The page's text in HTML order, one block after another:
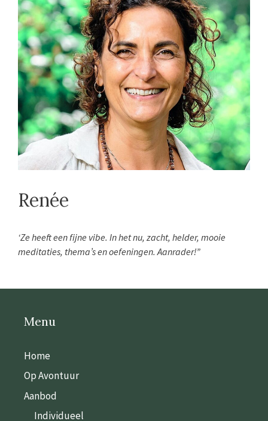
Renée
‘Ze heeft een fijne vibe. In het nu, zacht, helder, mooie
meditaties, thema’s en oefeningen. Aanrader!”
Menu
Home
Op Avontuur
Aanbod
Individueel